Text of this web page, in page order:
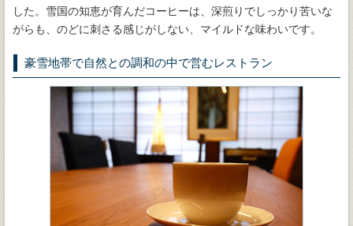
した。雪国の知恵が育んだコーヒーは、深煎りでしっかり苦いな
がらも、のどに刺さる感じがしない、マイルドな味わいです。
豪雪地帯で自然との調和の中で営むレストラン